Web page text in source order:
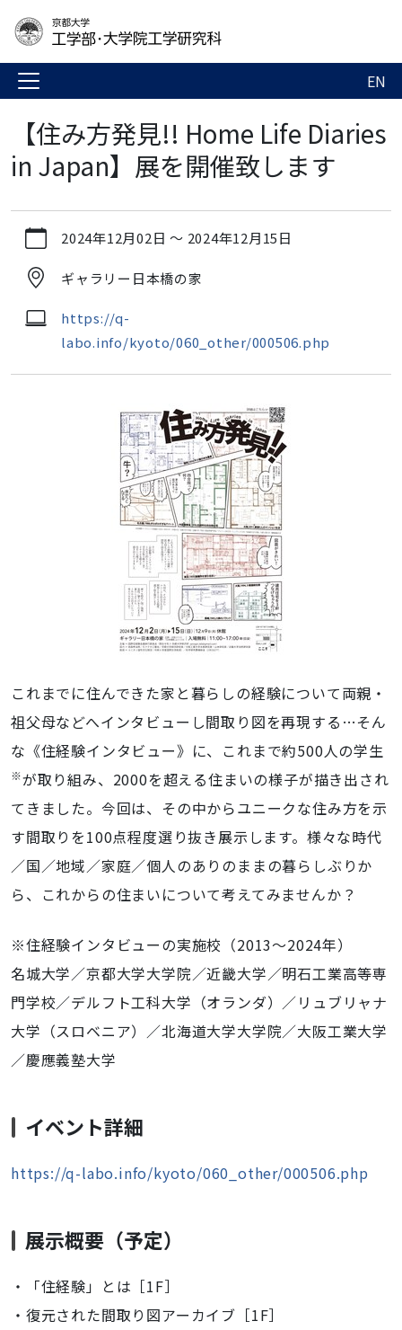
EN
【住み方発見!! Home Life Diaries
in Japan】展を開催致します
u.ac.jp/ja/news-
み
方
見!!
2024-
12-
02T00:00:00+09:00
12-
15T23:59:59+09:00
2024年12月02日 ～ 2024年12月15日
ギャラリー日本橋の家
https://q-
labo.info/kyoto/060_other/000506.php
これまでに住んできた家と暮らしの経験について両親・
祖父母などへインタビューし間取り図を再現する…そん
な《住経験インタビュー》に、これまで約500人の学生
※が取り組み、2000を超える住まいの様子が描き出され
てきました。今回は、その中からユニークな住み方を示
す間取りを100点程度選り抜き展示します。様々な時代
／国／地域／家庭／個人のありのままの暮らしぶりか
ら、これからの住まいについて考えてみませんか？
※住経験インタビューの実施校（2013〜2024年）
名城大学／京都大学大学院／近畿大学／明石工業高等専
門学校／デルフト工科大学（オランダ）／リュブリャナ
大学（スロベニア）／北海道大学大学院／大阪工業大学
／慶應義塾大学
イベント詳細
https://q-labo.info/kyoto/060_other/000506.php
展示概要（予定）
・「住経験」とは［1F］
・復元された間取り図アーカイブ［1F］